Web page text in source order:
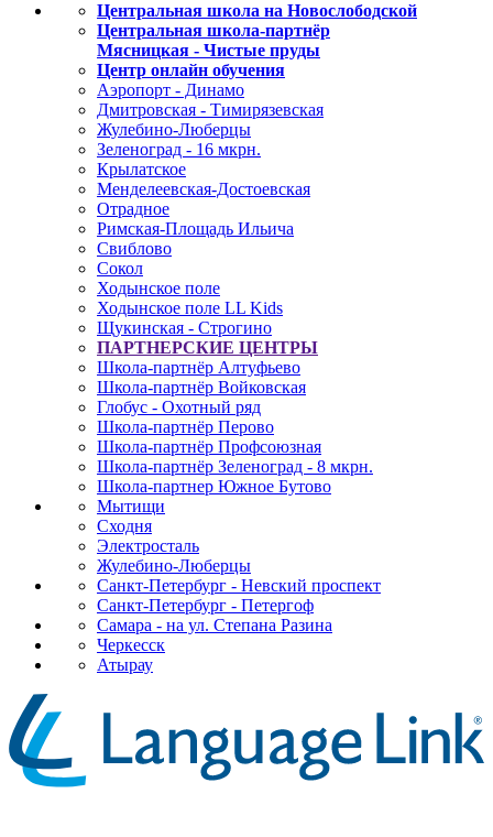
Центральная школа на Новослободской
Центральная школа-партнёр
Мясницкая - Чистые пруды
Центр онлайн обучения
Аэропорт - Динамо
Дмитровская - Тимирязевская
Жулебино-Люберцы
Зеленоград - 16 мкрн.
Крылатское
Менделеевская-Достоевская
Отрадное
Римская-Площадь Ильича
Свиблово
Сокол
Ходынское поле
Ходынское поле LL Kids
Щукинская - Строгино
ПАРТНЕРСКИЕ ЦЕНТРЫ
Школа-партнёр Алтуфьево
Школа-партнёр Войковская
Глобус - Охотный ряд
Школа-партнёр Перово
Школа-партнёр Профсоюзная
Школа-партнёр Зеленоград - 8 мкрн.
Школа-партнер Южное Бутово
Мытищи
Сходня
Электросталь
Жулебино-Люберцы
Санкт-Петербург - Невский проспект
Санкт-Петербург - Петергоф
Самара - на ул. Степана Разина
Черкесск
Атырау